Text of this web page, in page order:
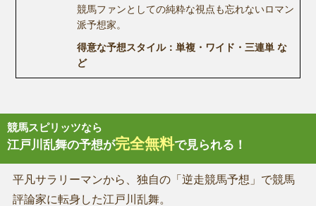
競馬ファンとしての純粋な視点も忘れないロマン
派予想家。
得意な予想スタイル：単複・ワイド・三連単 な
ど
競馬スピリッツなら
江戸川乱舞の予想が完全無料で見られる！
平凡サラリーマンから、独自の「逆走競馬予想」で競馬
評論家に転身した江戸川乱舞。